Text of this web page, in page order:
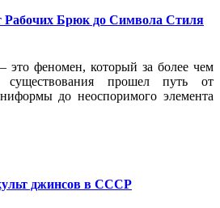
Брюк до Символа Стиля
это феномен, который за более чем
существования прошел путь от
до неоспоримого элемента
джинсов в СССР